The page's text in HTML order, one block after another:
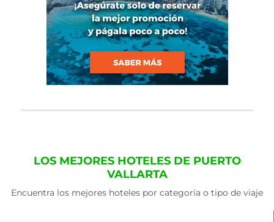
LOS MEJORES HOTELES DE PUERTO
VALLARTA
Encuentra los mejores hoteles por categoría o tipo de viaje